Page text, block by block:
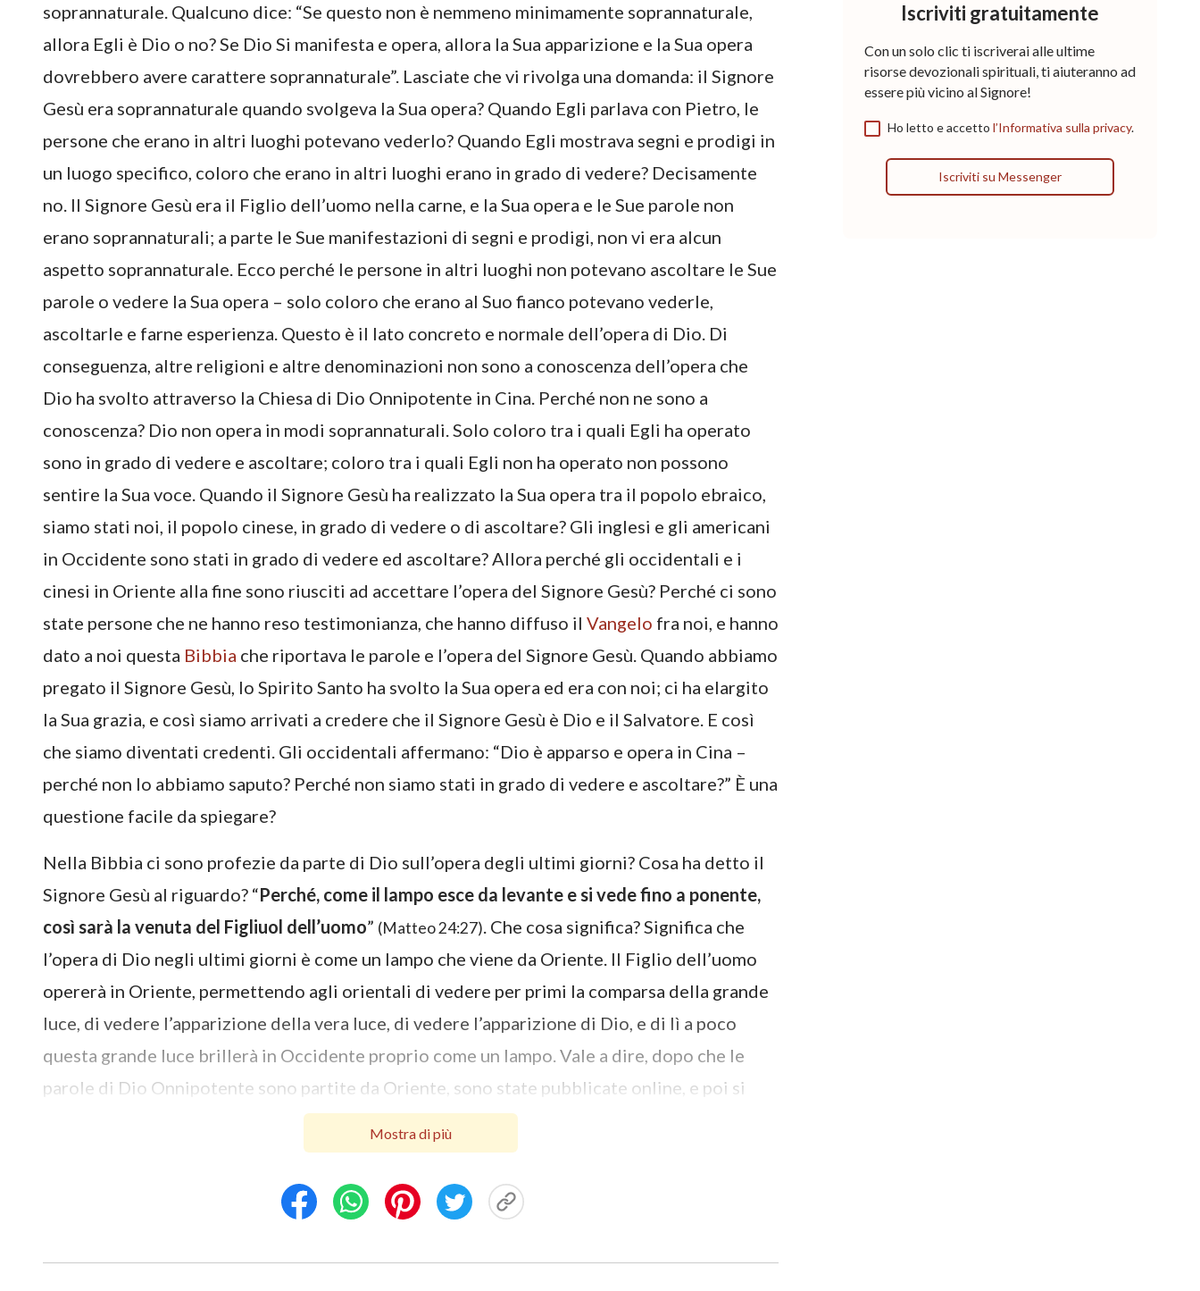
soprannaturale. Qualcuno dice: “Se questo non è nemmeno minimamente soprannaturale,
allora Egli è Dio o no? Se Dio Si manifesta e opera, allora la Sua apparizione e la Sua opera
dovrebbero avere carattere soprannaturale”. Lasciate che vi rivolga una domanda: il Signore
Gesù era soprannaturale quando svolgeva la Sua opera? Quando Egli parlava con Pietro, le
persone che erano in altri luoghi potevano vederlo? Quando Egli mostrava segni e prodigi in
un luogo specifico, coloro che erano in altri luoghi erano in grado di vedere? Decisamente
no. Il Signore Gesù era il Figlio dell’uomo nella carne, e la Sua opera e le Sue parole non
erano soprannaturali; a parte le Sue manifestazioni di segni e prodigi, non vi era alcun
aspetto soprannaturale. Ecco perché le persone in altri luoghi non potevano ascoltare le Sue
parole o vedere la Sua opera – solo coloro che erano al Suo fianco potevano vederle,
ascoltarle e farne esperienza. Questo è il lato concreto e normale dell’opera di Dio. Di
conseguenza, altre religioni e altre denominazioni non sono a conoscenza dell’opera che
Dio ha svolto attraverso la Chiesa di Dio Onnipotente in Cina. Perché non ne sono a
conoscenza? Dio non opera in modi soprannaturali. Solo coloro tra i quali Egli ha operato
sono in grado di vedere e ascoltare; coloro tra i quali Egli non ha operato non possono
sentire la Sua voce. Quando il Signore Gesù ha realizzato la Sua opera tra il popolo ebraico,
siamo stati noi, il popolo cinese, in grado di vedere o di ascoltare? Gli inglesi e gli americani
in Occidente sono stati in grado di vedere ed ascoltare? Allora perché gli occidentali e i
cinesi in Oriente alla fine sono riusciti ad accettare l’opera del Signore Gesù? Perché ci sono
state persone che ne hanno reso testimonianza, che hanno diffuso il Vangelo fra noi, e hanno
dato a noi questa Bibbia che riportava le parole e l’opera del Signore Gesù. Quando abbiamo
pregato il Signore Gesù, lo Spirito Santo ha svolto la Sua opera ed era con noi; ci ha elargito
la Sua grazia, e così siamo arrivati a credere che il Signore Gesù è Dio e il Salvatore. E così
che siamo diventati credenti. Gli occidentali affermano: “Dio è apparso e opera in Cina –
perché non lo abbiamo saputo? Perché non siamo stati in grado di vedere e ascoltare?” È una
questione facile da spiegare?
Nella Bibbia ci sono profezie da parte di Dio sull’opera degli ultimi giorni? Cosa ha detto il
Signore Gesù al riguardo? “Perché, come il lampo esce da levante e si vede fino a ponente,
così sarà la venuta del Figliuol dell’uomo” (Matteo 24:27). Che cosa significa? Significa che
l’opera di Dio negli ultimi giorni è come un lampo che viene da Oriente. Il Figlio dell’uomo
opererà in Oriente, permettendo agli orientali di vedere per primi la comparsa della grande
luce, di vedere l’apparizione della vera luce, di vedere l’apparizione di Dio, e di lì a poco
questa grande luce brillerà in Occidente proprio come un lampo. Vale a dire, dopo che le
parole di Dio Onnipotente sono partite da Oriente, sono state pubblicate online, e poi si
sono diffuse in Occidente. Quando sono state pubblicate online le parole di Dio
Onnipotente? L’edizione cinese è stata pubblicata online tra gli inizi del 2005 e, al più tardi,
entro il 2007. L’edizione inglese è stata probabilmente messa online nel 2010. Le parole di
Dio sono state online per tanti anni, eppure quante persone del mondo religioso le hanno
Mostra di più
Iscriviti gratuitamente
Con un solo clic ti iscriverai alle ultime
risorse devozionali spirituali, ti aiuteranno ad
essere più vicino al Signore!
Ho letto e accetto l’Informativa sulla privacy.
Iscriviti su Messenger